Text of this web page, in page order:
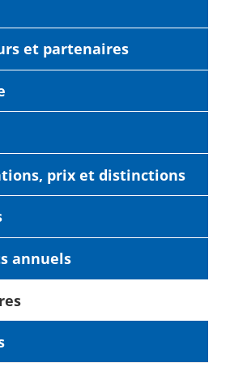
et partenaires
prix et distinctions
annuels
(current)